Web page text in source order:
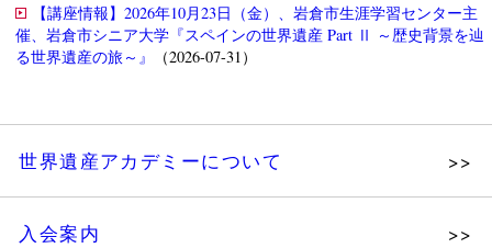
【講座情報】2026年10月23日（金）、岩倉市生涯学習センター主
催、岩倉市シニア大学『スペインの世界遺産 Part Ⅱ ～歴史背景を辿
る世界遺産の旅～』
（2026-07-31）
世界遺産アカデミーについて
入会案内